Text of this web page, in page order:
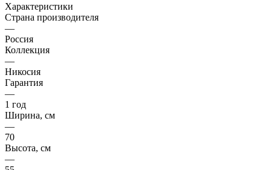
Характеристики
Страна производителя
—
Россия
Коллекция
—
Никосия
Гарантия
—
1 год
Ширина, см
—
70
Высота, см
—